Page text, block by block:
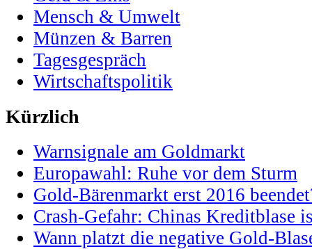
Mensch & Umwelt
Münzen & Barren
Tagesgespräch
Wirtschaftspolitik
Kürzlich
Warnsignale am Goldmarkt
Europawahl: Ruhe vor dem Sturm
Gold-Bärenmarkt erst 2016
Crash-Gefahr: Chinas Kreditblase
Wann platzt die negative Gold-